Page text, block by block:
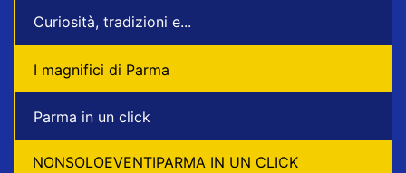
Curiosità, tradizioni e...
I magnifici di Parma
Parma in un click
NONSOLOEVENTIPARMA IN UN CLICK